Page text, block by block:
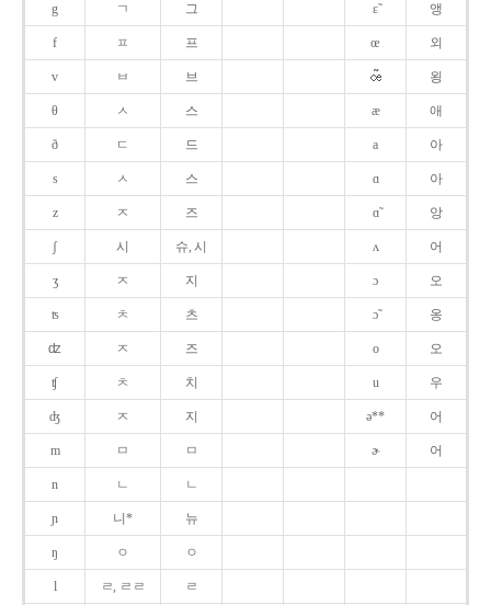
g ㄱ 그 ɛ̃ 앵
f ㅍ 프 œ 외
v ㅂ 브 욍
θ ㅅ 스 æ 애
ð ㄷ 드 a 아
s ㅅ 스 ɑ 아
z ㅈ 즈 ɑ̃ 앙
ʃ 시 슈, 시 ʌ 어
ʒ ㅈ 지 ɔ 오
ʦ ㅊ 츠 ɔ̃ 옹
ʣ ㅈ 즈 o 오
ʧ ㅊ 치 u 우
ʤ ㅈ 지 ə** 어
m ㅁ ㅁ ɚ 어
n ㄴ ㄴ
ɲ 니* 뉴
ŋ ㅇ ㅇ
l ㄹ, ㄹㄹ ㄹ